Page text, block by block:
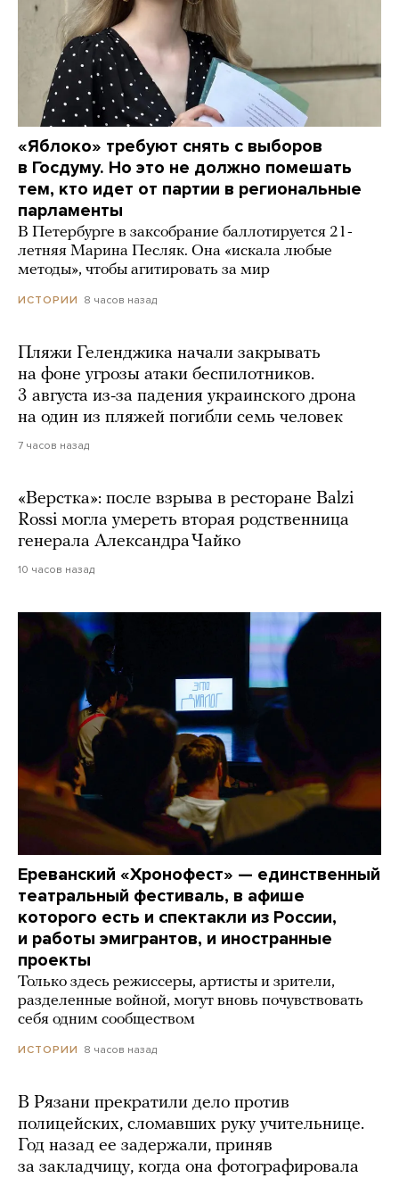
«Яблоко» требуют снять с выборов
в Госдуму. Но это не должно помешать
тем, кто идет от партии в региональные
парламенты
В Петербурге в заксобрание баллотируется 21-
летняя Марина Песляк. Она «искала любые
методы», чтобы агитировать за мир
ИСТОРИИ 8 часов назад
Пляжи Геленджика начали закрывать
на фоне угрозы атаки беспилотников.
3 августа из-за падения украинского дрона
на один из пляжей погибли семь человек
7 часов назад
«Верстка»: после взрыва в ресторане Balzi
Rossi могла умереть вторая родственница
генерала Александра Чайко
10 часов назад
Ереванский «Хронофест» — единственный
театральный фестиваль, в афише
которого есть и спектакли из России,
и работы эмигрантов, и иностранные
проекты
Только здесь режиссеры, артисты и зрители,
разделенные войной, могут вновь почувствовать
себя одним сообществом
ИСТОРИИ 8 часов назад
В Рязани прекратили дело против
полицейских, сломавших руку учительнице.
Год назад ее задержали, приняв
за закладчицу, когда она фотографировала